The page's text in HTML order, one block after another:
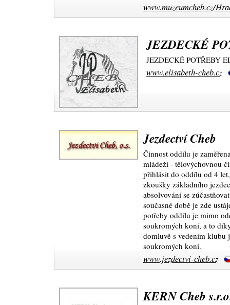
www.muzeumcheb.cz/
JEZDECKÉ
JEZDECKÉ POTŘEBY
www.elisabeth-cheb.cz
Jezdectví Cheb
Činnost oddílu je
mládeží - tělovýchovnou
přihlásit do oddílu od 4
zkoušky základního
absolvování se
současné době je zde
potřeby oddílu je mimo
soukromých koní, a to
domluvě s vedením klubu
soukromých koní.
www.jezdectvi-cheb.cz
KERN Cheb